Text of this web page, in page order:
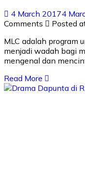
4 March 20174
Comments
Posted
MLC adalah program
menjadi wadah bagi
mengenal dan
Read More